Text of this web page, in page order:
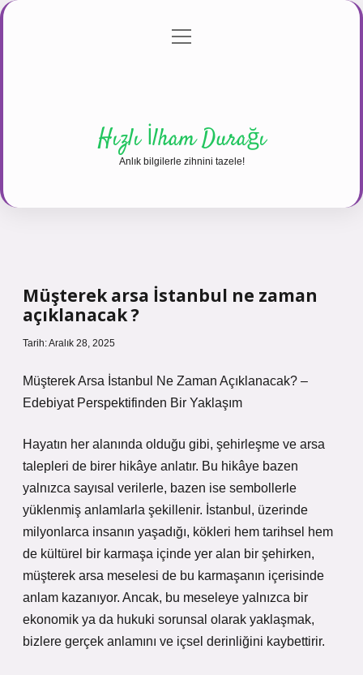
Gizlilik Politikası
menüyü
Hızlı İlham Durağı
Anlık bilgilerle zihnini tazele!
Müşterek arsa İstanbul ne zaman
açıklanacak ?
Tarih: Aralık 28, 2025
Müşterek Arsa İstanbul Ne Zaman Açıklanacak? –
Edebiyat Perspektifinden Bir Yaklaşım
Hayatın her alanında olduğu gibi, şehirleşme ve arsa
talepleri de birer hikâye anlatır. Bu hikâye bazen
yalnızca sayısal verilerle, bazen ise sembollerle
yüklenmiş anlamlarla şekillenir. İstanbul, üzerinde
milyonlarca insanın yaşadığı, kökleri hem tarihsel hem
de kültürel bir karmaşa içinde yer alan bir şehirken,
müşterek arsa meselesi de bu karmaşanın içerisinde
anlam kazanıyor. Ancak, bu meseleye yalnızca bir
ekonomik ya da hukuki sorunsal olarak yaklaşmak,
bizlere gerçek anlamını ve içsel derinliğini kaybettirir.